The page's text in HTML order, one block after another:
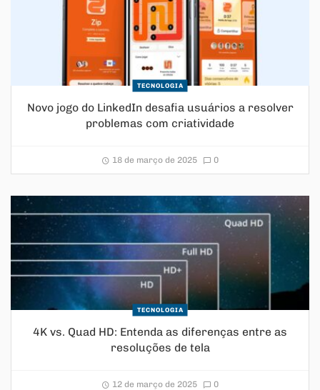
TECNOLOGIA
Novo jogo do LinkedIn desafia usuários a resolver
problemas com criatividade
18 de março de 2025 0
TECNOLOGIA
4K vs. Quad HD: Entenda as diferenças entre as
resoluções de tela
12 de março de 2025 0